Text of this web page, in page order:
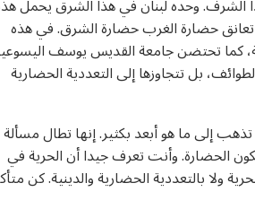
الشرف. وحده لبنان في هذا الشرق يحمل
تعانق حضارة الغرب حضارة الشرق. في هذه
كما تحتضن جامعة القديس يوسف
بل تتجاوزها إلى التعددية الحضارية
إلى ما هو أبعد بكثير. إنها تطال مسألة
الحضارة. وأنت تعرف جيدا أن الحرية في
بالتعددية الحضارية والدينية. كن